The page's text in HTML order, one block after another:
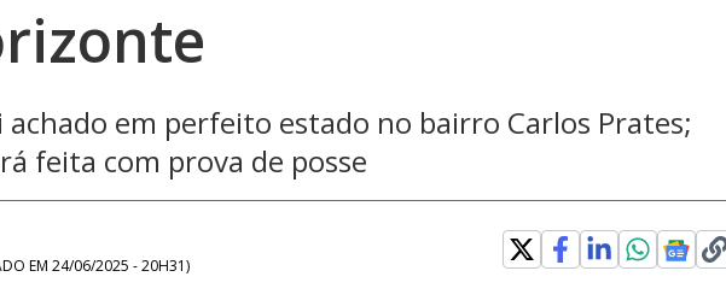
em perfeito estado no bairro Carlos Prates;
feita com prova de posse
EM 24/06/2025 - 20H31)